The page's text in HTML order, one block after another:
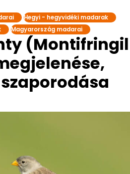
Hegyi - hegyvidéki madarak
Magyarország madarai
(Montifringil